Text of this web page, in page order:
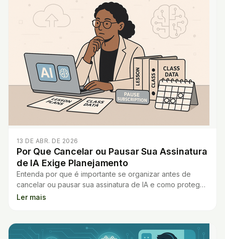
13 DE ABR. DE 2026
Por Que Cancelar ou Pausar Sua Assinatura
de IA Exige Planejamento
Entenda por que é importante se organizar antes de
cancelar ou pausar sua assinatura de IA e como proteger
seus dados e materiais educacionais.
Ler mais